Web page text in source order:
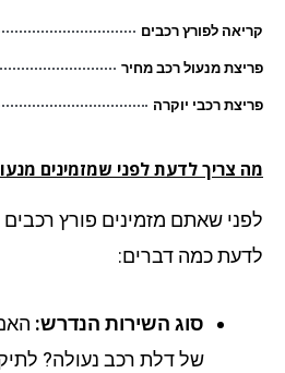
לפורץ רכבים
מנעול רכב מחיר
רכבי יוקרה
צריך לדעת לפני שמזמינים מנעולן
שאתם מזמינים פורץ רכבים
כמה דברים:
סוג השירות הנדרש:האם
של דלת רכב נעולה? לתיקון